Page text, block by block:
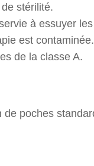
stérilité.
à essuyer les
est contaminée.
de la classe A.
de poches